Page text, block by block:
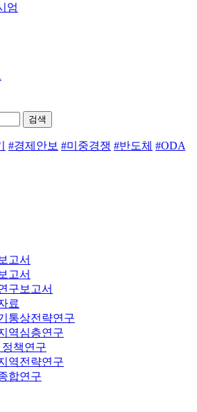
엄
검색
#경제안보 #미중경쟁 #반도체 #ODA
고서
고서
구보고서
료
통상전략연구
역심층연구
책연구
역전략연구
합연구